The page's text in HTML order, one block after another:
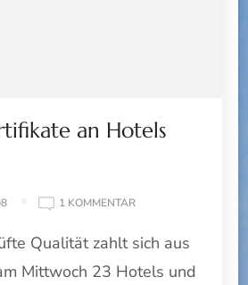
an Hotels
1 KOMMENTARZU
AN
VERGEBEN
Qualität zahlt sich aus
Mittwoch 23 Hotels und